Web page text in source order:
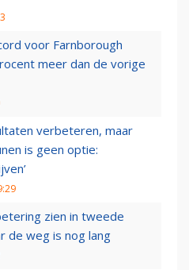
voor Farnborough
meer dan de vorige
verbeteren, maar
is geen optie:
zien in tweede
de weg is nog lang